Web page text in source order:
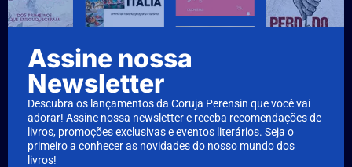
Assine nossa
Newsletter
Descubra os lançamentos da Coruja Perensin que você vai
adorar! Assine nossa newsletter e receba recomendações de
livros, promoções exclusivas e eventos literários. Seja o
primeiro a conhecer as novidades do nosso mundo dos
livros!